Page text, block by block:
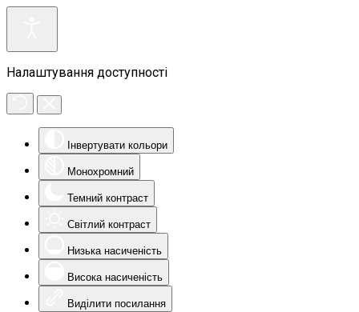
Налаштування доступності
Інвертувати кольори
Монохромний
Темний контраст
Світлий контраст
Низька насиченість
Висока насиченість
Виділити посилання